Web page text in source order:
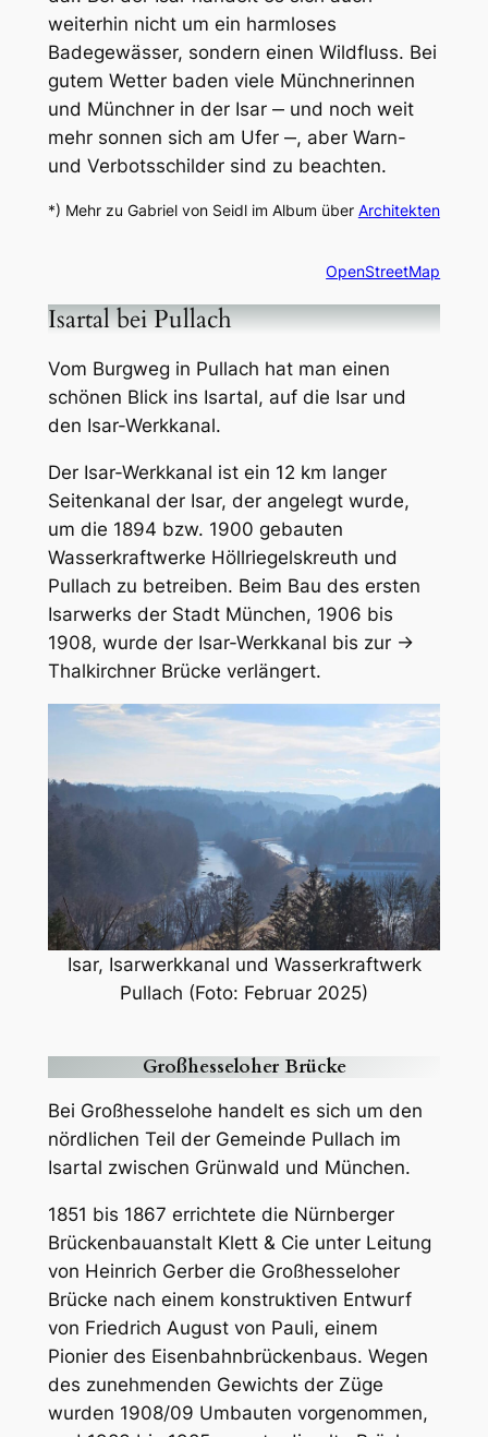
weiterhin nicht um ein harmloses
Badegewässer, sondern einen Wildfluss. Bei
gutem Wetter baden viele Münchnerinnen
und Münchner in der Isar ‒ und noch weit
mehr sonnen sich am Ufer ‒, aber Warn-
und Verbotsschilder sind zu beachten.
*) Mehr zu Gabriel von Seidl im Album über Architekten
OpenStreetMap
Isartal bei Pullach
Vom Burgweg in Pullach hat man einen
schönen Blick ins Isartal, auf die Isar und
den Isar-Werkkanal.
Der Isar-Werkkanal ist ein 12 km langer
Seitenkanal der Isar, der angelegt wurde,
um die 1894 bzw. 1900 gebauten
Wasserkraftwerke Höllriegelskreuth und
Pullach zu betreiben. Beim Bau des ersten
Isarwerks der Stadt München, 1906 bis
1908, wurde der Isar-Werkkanal bis zur →
Thalkirchner Brücke verlängert.
Isar, Isarwerkkanal und Wasserkraftwerk
Pullach (Foto: Februar 2025)
Großhesseloher Brücke
Bei Großhesselohe handelt es sich um den
nördlichen Teil der Gemeinde Pullach im
Isartal zwischen Grünwald und München.
1851 bis 1867 errichtete die Nürnberger
Brückenbauanstalt Klett & Cie unter Leitung
von Heinrich Gerber die Großhesseloher
Brücke nach einem konstruktiven Entwurf
von Friedrich August von Pauli, einem
Pionier des Eisenbahnbrückenbaus. Wegen
des zunehmenden Gewichts der Züge
wurden 1908/09 Umbauten vorgenommen,